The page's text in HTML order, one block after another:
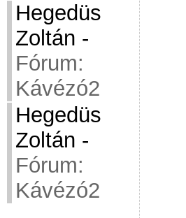
Hegedüs
Zoltán -
Fórum:
Kávézó2
Hegedüs
Zoltán -
Fórum:
Kávézó2